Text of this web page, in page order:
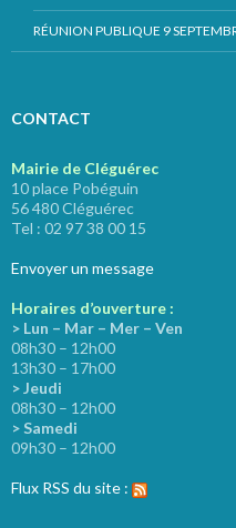
RÉUNION PUBLIQUE 9
CONTACT
Mairie de Cléguérec
10 place Pobéguin
56 480 Cléguérec
Tel : 02 97 38 00 15
Envoyer un message
Horaires d’ouverture :
> Lun – Mar – Mer – Ven
08h30 – 12h00
13h30 – 17h00
> Jeudi
08h30 – 12h00
> Samedi
09h30 – 12h00
Flux RSS du site :